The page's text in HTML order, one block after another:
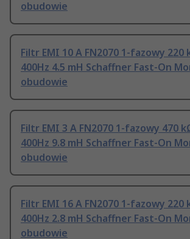
obudowie
Filtr EMI 10 A FN2070 1-fazowy 220
400Hz 4.5 mH Schaffner Fast-On
obudowie
Filtr EMI 3 A FN2070 1-fazowy 470
400Hz 9.8 mH Schaffner Fast-On
obudowie
Filtr EMI 16 A FN2070 1-fazowy 220
400Hz 2.8 mH Schaffner Fast-On
obudowie